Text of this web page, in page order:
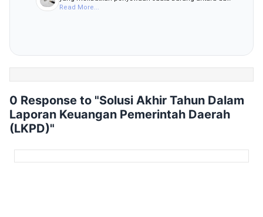
Read More...
0 Response to "Solusi Akhir Tahun Dalam
Laporan Keuangan Pemerintah Daerah
(LKPD)"